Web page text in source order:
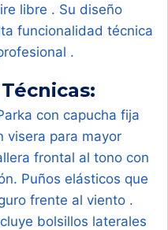
libre . Su diseño
funcionalidad técnica
.
con capucha fija
visera para mayor
frontal al tono con
Puños elásticos que
frente al viento .
bolsillos laterales